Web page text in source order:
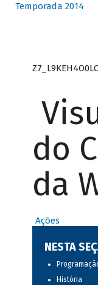
Temporada 2014
do
da
Ações
NESTA
História